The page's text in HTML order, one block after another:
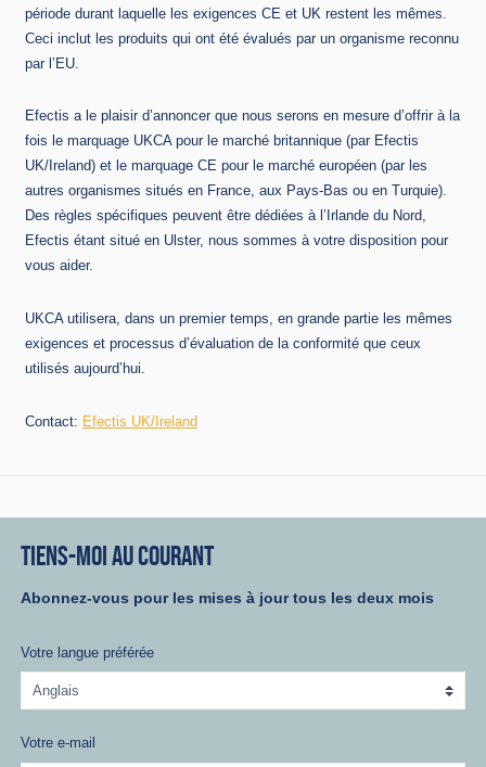
période durant laquelle les exigences CE et UK restent les mêmes.
Ceci inclut les produits qui ont été évalués par un organisme reconnu
par l’EU.
Efectis a le plaisir d’annoncer que nous serons en mesure d’offrir à la
fois le marquage UKCA pour le marché britannique (par Efectis
UK/Ireland) et le marquage CE pour le marché européen (par les
autres organismes situés en France, aux Pays-Bas ou en Turquie).
Des règles spécifiques peuvent être dédiées à l’Irlande du Nord,
Efectis étant situé en Ulster, nous sommes à votre disposition pour
vous aider.
UKCA utilisera, dans un premier temps, en grande partie les mêmes
exigences et processus d’évaluation de la conformité que ceux
utilisés aujourd’hui.
Contact: Efectis UK/Ireland
TIENS-MOI AU COURANT
Abonnez-vous pour les mises à jour tous les deux mois
Votre langue préférée
Votre e-mail